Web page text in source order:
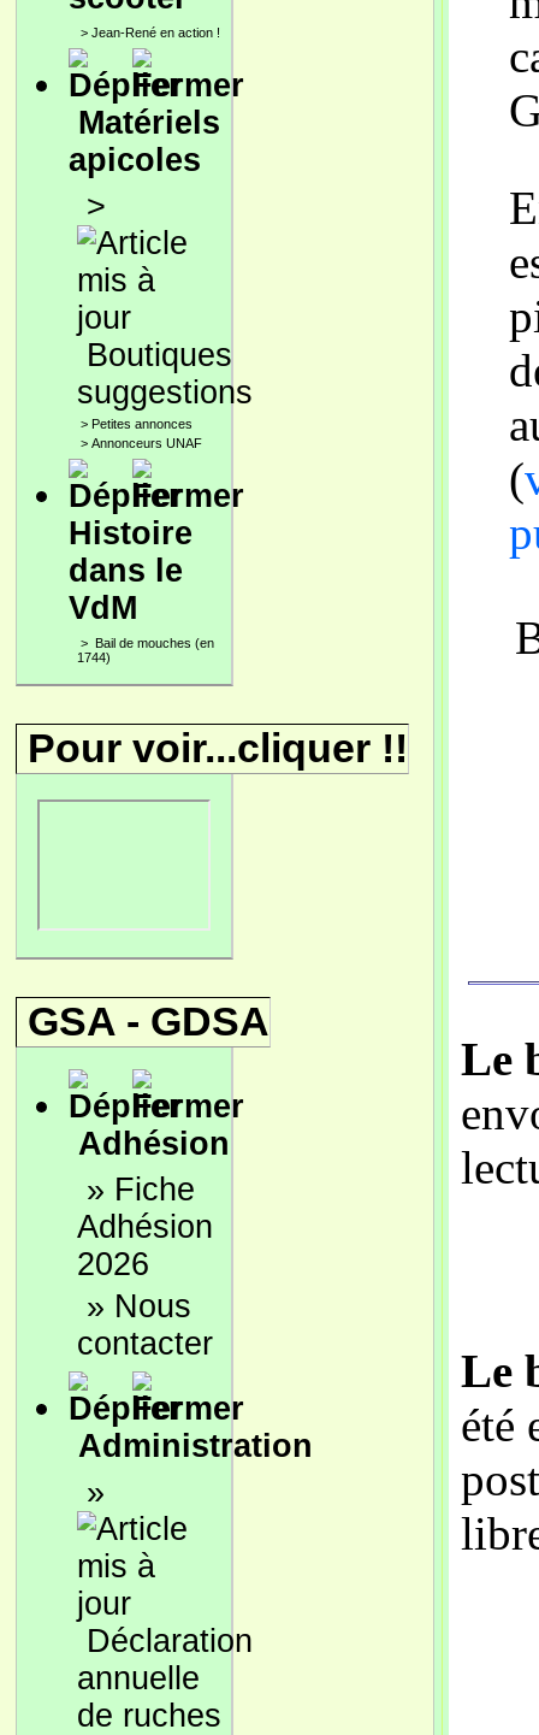
> Jean-René en action !
Matériels
apicoles
>
Boutiques
suggestions
> Petites annonces
> Annonceurs UNAF
Histoire
dans le
VdM
> Bail de mouches (en
1744)
Pour voir...cliquer !!
GSA - GDSA
Adhésion
» Fiche
Adhésion
2026
» Nous
contacter
Administration
»
Déclaration
annuelle
de ruches
(
Le
Le
été